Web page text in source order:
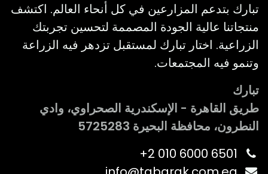
تبارك بتدعم المزارعين في كل أنحاء العالم. اكتشف
منتجاتنا عالية الجودة المصممة لتحسين تجربتك
الزراعية. اختار تبارك لمستقبل تزدهر فيه الزراعة
وتنمو فيه المجتمعات.
تبارك
طريق القاهرة - الإسكندرية الصحراوي، وادي
النطرون، محافظة البحيرة 5725283
+2 010 6000 6501